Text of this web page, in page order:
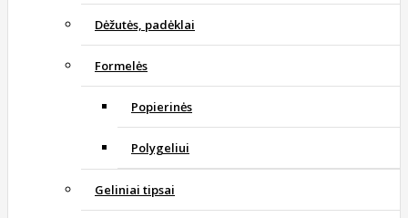
Dėžutės, padėklai
Formelės
Popierinės
Polygeliui
Geliniai tipsai